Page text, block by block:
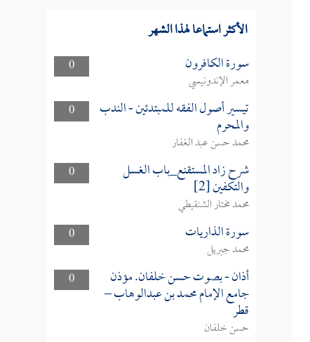
الأكثر استماعا لهذا الشهر
0 سورة الكافرون
معمر الإندونيسي
0
تيسير أصول الفقه للمبتدئين - الندب
والمحرم
محمد حسن عبد الغفار
0
شرح زاد المستقنع_باب الغسل
والتكفين [2]
محمد مختار الشنقيطي
0
سورة الذاريات
محمد جبريل
0
أذان - بصوت حسن خلفان. مؤذن
جامع الإمام محمد بن عبدالوهاب –
قطر
حسن خلفان